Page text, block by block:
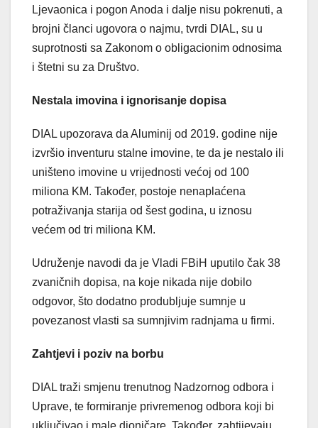
Ljevaonica i pogon Anoda i dalje nisu pokrenuti, a
brojni članci ugovora o najmu, tvrdi DIAL, su u
suprotnosti sa Zakonom o obligacionim odnosima
i štetni su za Društvo.
Nestala imovina i ignorisanje dopisa
DIAL upozorava da Aluminij od 2019. godine nije
izvršio inventuru stalne imovine, te da je nestalo ili
uništeno imovine u vrijednosti većoj od 100
miliona KM. Također, postoje nenaplaćena
potraživanja starija od šest godina, u iznosu
većem od tri miliona KM.
Udruženje navodi da je Vladi FBiH uputilo čak 38
zvaničnih dopisa, na koje nikada nije dobilo
odgovor, što dodatno produbljuje sumnje u
povezanost vlasti sa sumnjivim radnjama u firmi.
Zahtjevi i poziv na borbu
DIAL traži smjenu trenutnog Nadzornog odbora i
Uprave, te formiranje privremenog odbora koji bi